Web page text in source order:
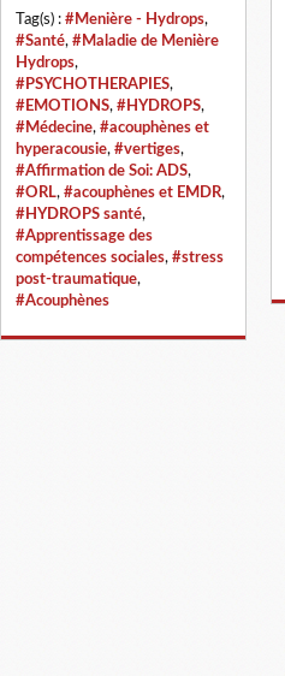
Tag(s) : #Menière - Hydrops,
#Santé, #Maladie de Menière
Hydrops,
#PSYCHOTHERAPIES,
#EMOTIONS, #HYDROPS,
#Médecine, #acouphènes et
hyperacousie, #vertiges,
#Affirmation de Soi: ADS,
#ORL, #acouphènes et EMDR,
#HYDROPS santé,
#Apprentissage des
compétences sociales, #stress
post-traumatique,
#Acouphènes